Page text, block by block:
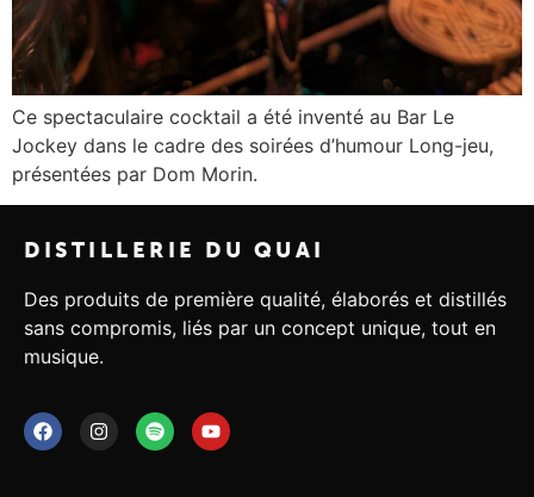
Ce spectaculaire cocktail a été inventé au Bar Le
Jockey dans le cadre des soirées d’humour Long-jeu,
présentées par Dom Morin.
DISTILLERIE DU QUAI
Des produits de première qualité, élaborés et distillés
sans compromis, liés par un concept unique, tout en
musique.